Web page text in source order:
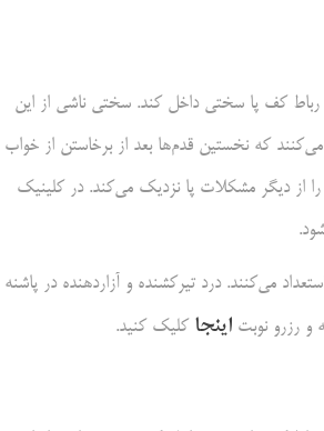
کف پا سختی داخل کند. سختی ناشی از این
که نخستین قدم‌ها بعد از برخاستن از خواب
از دیگر مشکلات پا نزدیک می‌کند. در کلینیک
می‌کنند. درد تیرکشنده و آزاردهنده در پاشنه
و رزرو نوبت اینجا کلیک کنید.